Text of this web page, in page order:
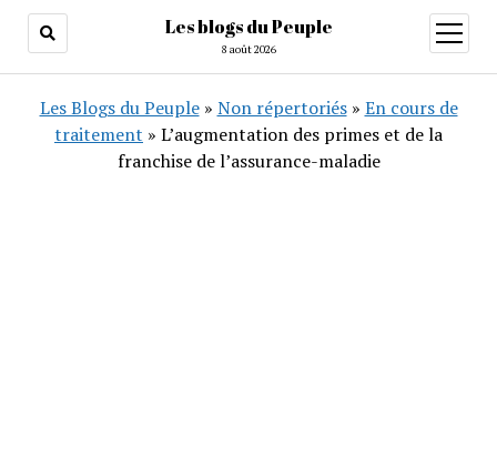
Les blogs du Peuple
8 août 2026
ouvrir
menu
Les Blogs du Peuple» Non répertoriés» En cours de
traitement » L’augmentation des primes et de la
franchise de l’assurance-maladie